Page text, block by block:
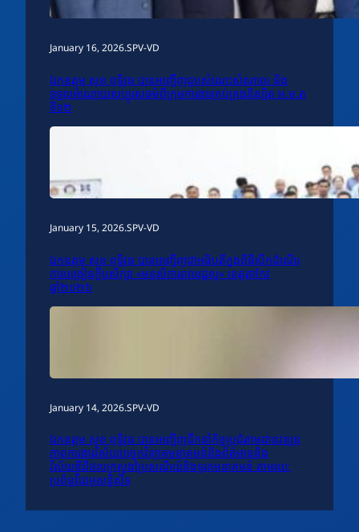
January 16, 2026.SPV-VD
ឯកឧត្តម សុខ ពុទ្ធិវុធ បានអញ្ជើញជួបសំណេះសំណាល និង
ទទួលអំណោយសប្បុរសធម៌ពីក្រុមការងារគ្រប់គ្រងនិស្សិត អ.ម.ត
ទី១២
January 15, 2026.SPV-VD
ឯកឧត្តម សុខ ពុទ្ធិវុធ បានអញ្ជើញជាអធិបតីក្នុងពិធីបើកដំណើរ
ការបង្រៀនក្លឹបសិក្សា «មនសិការពលរដ្ឋល្អ» ខេត្តតាកែវ
ឆ្នាំ២០២៦
January 14, 2026.SPV-VD
ឯកឧត្តម សុខ ពុទ្ធិវុធ បានអញ្ជើញដឹកនាំកិច្ចប្រជុំតាមដានវឌ្ឍន
ភាពការងារវិស័យបច្ចេកវិទ្យាគមនាគមន៍និងព័ត៌មាននិង
វិស័យឌីជីថលក្រសួងប្រៃសណីយ៍និងទូរគមនាគមន៍ តាមរយៈ
ប្រព័ន្ធវីដេអូសន្និសីទ